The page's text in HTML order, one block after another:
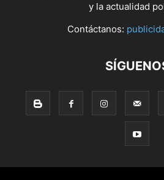
y la actualidad
Contáctanos: